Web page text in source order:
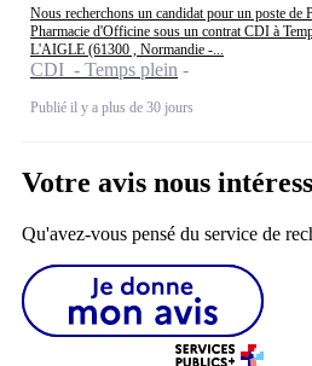
Nous recherchons un candidat pour un poste de
Pharmacie d'Officine sous un contrat CDI à
L'AIGLE (61300 , Normandie -...
CDI - Temps plein
Publié il y a plus de 30 jours
Votre avis nous
Qu'avez-vous pensé du service de